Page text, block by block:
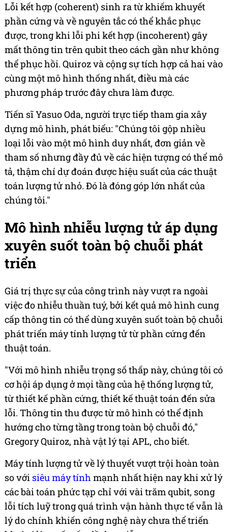
Lỗi kết hợp (coherent) sinh ra từ khiếm khuyết
phần cứng và về nguyên tắc có thể khắc phục
được, trong khi lỗi phi kết hợp (incoherent) gây
mất thông tin trên qubit theo cách gần như không
thể phục hồi. Quiroz và cộng sự tích hợp cả hai vào
cùng một mô hình thống nhất, điều mà các
phương pháp trước đây chưa làm được.
Tiến sĩ Yasuo Oda, người trực tiếp tham gia xây
dựng mô hình, phát biểu: "Chúng tôi gộp nhiều
loại lỗi vào một mô hình duy nhất, đơn giản về
tham số nhưng đầy đủ về các hiện tượng có thể mô
tả, thậm chí dự đoán được hiệu suất của các thuật
toán lượng tử nhỏ. Đó là đóng góp lớn nhất của
chúng tôi."
Mô hình nhiễu lượng tử áp dụng
xuyên suốt toàn bộ chuỗi phát
triển
Giá trị thực sự của công trình này vượt ra ngoài
việc đo nhiễu thuần tuý, bởi kết quả mô hình cung
cấp thông tin có thể dùng xuyên suốt toàn bộ chuỗi
phát triển máy tính lượng tử từ phần cứng đến
thuật toán.
"Với mô hình nhiễu trọng số thấp này, chúng tôi có
cơ hội áp dụng ở mọi tầng của hệ thống lượng tử,
từ thiết kế phần cứng, thiết kế thuật toán đến sửa
lỗi. Thông tin thu được từ mô hình có thể định
hướng cho từng tầng trong toàn bộ chuỗi đó,"
Gregory Quiroz, nhà vật lý tại APL, cho biết.
Máy tính lượng tử về lý thuyết vượt trội hoàn toàn
so với siêu máy tính mạnh nhất hiện nay khi xử lý
các bài toán phức tạp chỉ với vài trăm qubit, song
lỗi tích luỹ trong quá trình vận hành thực tế vẫn là
lý do chính khiến công nghệ này chưa thể triển